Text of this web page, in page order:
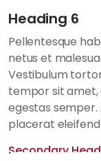
Heading 6
Pellentesque
netus et
Vestibulum
tempor sit amet,
egestas semper.
placerat eleifend
Secondary